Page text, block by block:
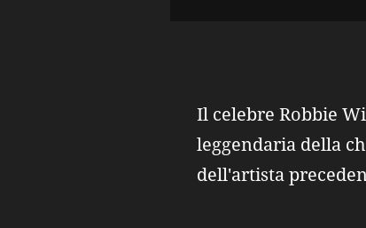
Il celebre Robbie
leggendaria della
dell'artista